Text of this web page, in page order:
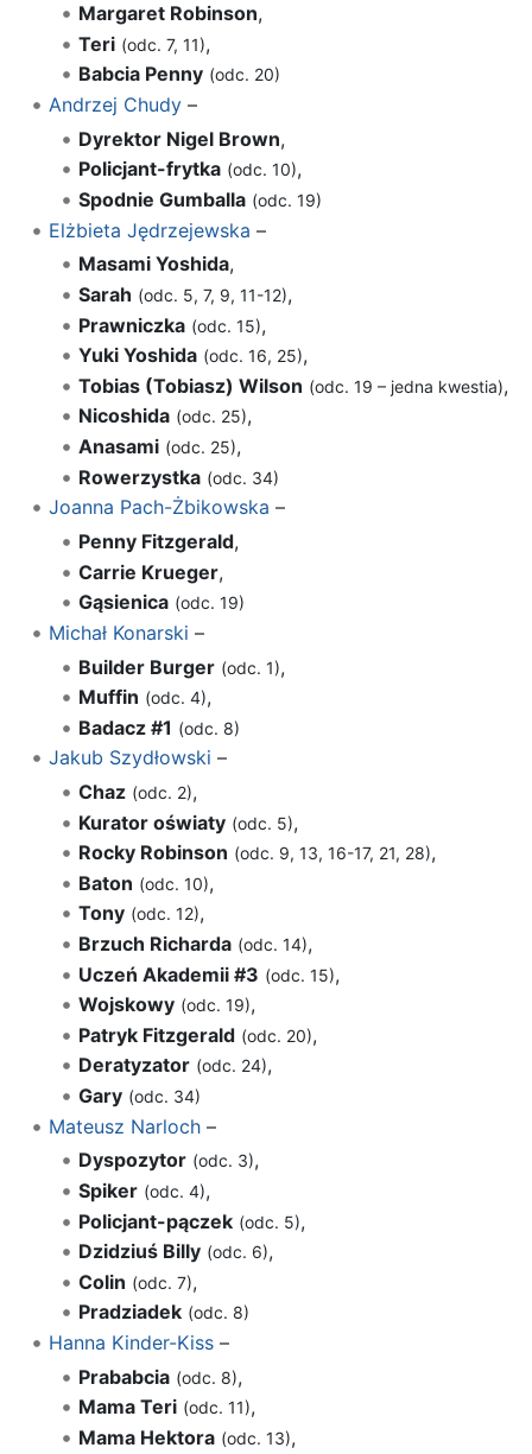
Margaret Robinson,
Teri (odc. 7, 11),
Babcia Penny (odc. 20)
Andrzej Chudy–
Dyrektor Nigel Brown,
Policjant-frytka (odc. 10),
Spodnie Gumballa (odc. 19)
Elżbieta Jędrzejewska –
Masami Yoshida,
Sarah (odc. 5, 7, 9, 11-12),
Prawniczka (odc. 15),
Yuki Yoshida (odc. 16, 25),
Tobias (Tobiasz) Wilson (odc. 19 – jedna kwestia),
Nicoshida (odc. 25),
Anasami (odc. 25),
Rowerzystka (odc. 34)
Joanna Pach-Żbikowska –
Penny Fitzgerald,
Carrie Krueger,
Gąsienica (odc. 19)
Michał Konarski –
Builder Burger (odc. 1),
Muffin (odc. 4),
Badacz #1 (odc. 8)
Jakub Szydłowski –
Chaz (odc. 2),
Kurator oświaty (odc. 5),
Rocky Robinson (odc. 9, 13, 16-17, 21, 28),
Baton (odc. 10),
Tony (odc. 12),
Brzuch Richarda (odc. 14),
Uczeń Akademii #3 (odc. 15),
Wojskowy (odc. 19),
Patryk Fitzgerald (odc. 20),
Deratyzator (odc. 24),
Gary (odc. 34)
Mateusz Narloch–
Dyspozytor (odc. 3),
Spiker (odc. 4),
Policjant-pączek (odc. 5),
Dzidziuś Billy (odc. 6),
Colin (odc. 7),
Pradziadek (odc. 8)
Hanna Kinder-Kiss–
Prababcia (odc. 8),
Mama Teri (odc. 11),
Mama Hektora (odc. 13),